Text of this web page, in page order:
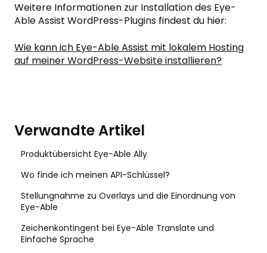
Weitere Informationen zur Installation des Eye-
Able Assist WordPress-Plugins findest du hier:
Wie kann ich Eye-Able Assist mit lokalem Hosting
auf meiner WordPress-Website installieren?
Verwandte Artikel
Produktübersicht Eye-Able Ally
Wo finde ich meinen API-Schlüssel?
Stellungnahme zu Overlays und die Einordnung von
Eye-Able
Zeichenkontingent bei Eye-Able Translate und
Einfache Sprache